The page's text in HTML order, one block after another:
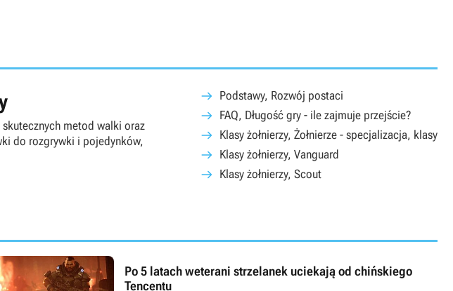
metod walki oraz
do rozgrywki i pojedynków,
Podstawy, Rozwój postaci
FAQ, Długość gry - ile zajmuje przejście?
Klasy żołnierzy, Żołnierze - specjalizacja, klasy
Klasy żołnierzy, Vanguard
Klasy żołnierzy, Scout
Po 5 latach weterani strzelanek uciekają od chińskiego
Tencentu